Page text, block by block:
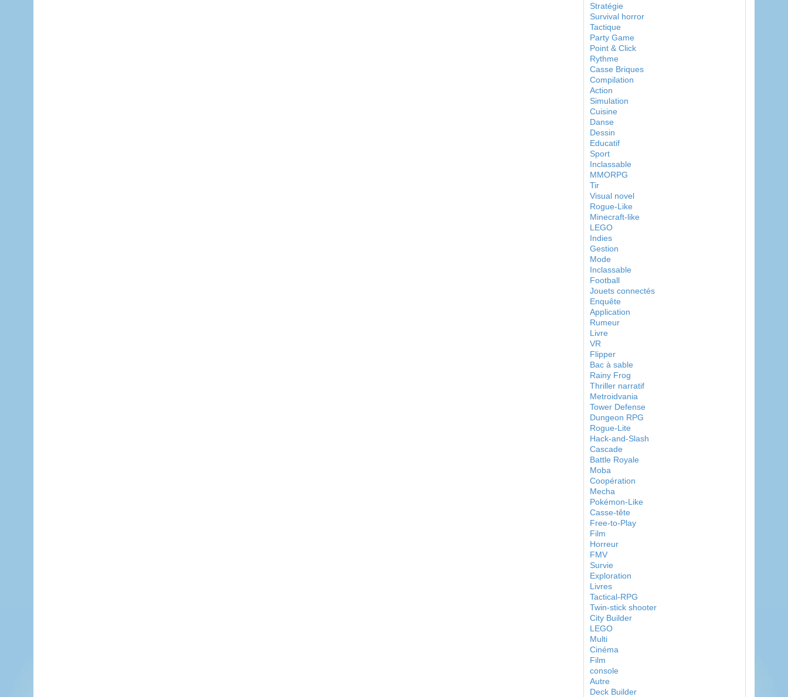
Stratégie
Survival horror
Tactique
Party Game
Point & Click
Rythme
Casse Briques
Compilation
Action
Simulation
Cuisine
Danse
Dessin
Educatif
Sport
Inclassable
MMORPG
Tir
Visual novel
Rogue-Like
Minecraft-like
LEGO
Indies
Gestion
Mode
Inclassable
Football
Jouets connectés
Enquête
Application
Rumeur
Livre
VR
Flipper
Bac à sable
Rainy Frog
Thriller narratif
Metroidvania
Tower Defense
Dungeon RPG
Rogue-Lite
Hack-and-Slash
Cascade
Battle Royale
Moba
Coopération
Mecha
Pokémon-Like
Casse-tête
Free-to-Play
Film
Horreur
FMV
Survie
Exploration
Livres
Tactical-RPG
Twin-stick shooter
City Builder
LEGO
Multi
Cinéma
Film
console
Autre
Deck Builder